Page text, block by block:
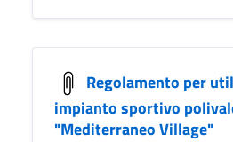
Regolamento per
impianto sportivo
"Mediterraneo Village"